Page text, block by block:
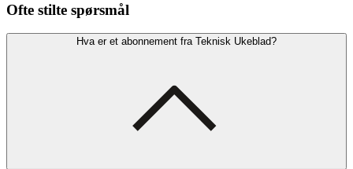
Ofte stilte spørsmål
Hva er et abonnement fra Teknisk Ukeblad?